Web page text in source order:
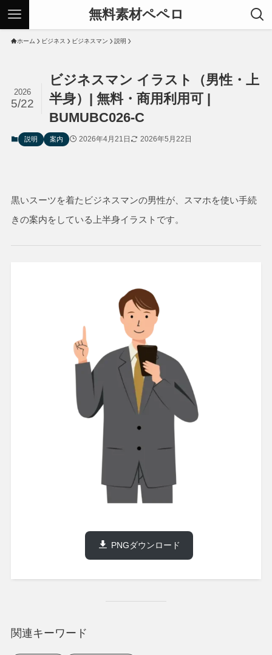
無料素材ペペロ
ホーム ビジネス ビジネスマン 説明
ビジネスマン イラスト（男性・上
半身）| 無料・商用利用可 |
BUMUBC026-C
2026
5/22
説明 案内 2026年4月21日 2026年5月22日
黒いスーツを着たビジネスマンの男性が、
スマホを使い手続
きの案内をしている上半身イラストです。
PNGダウンロード
関連キーワード